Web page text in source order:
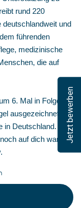
Jetzt bewerben
rund 220
und
führenden
medizinische
die auf
6. Mal in Folge mit
ausgezeichnet –
in Deutschland.
auf dich warten,